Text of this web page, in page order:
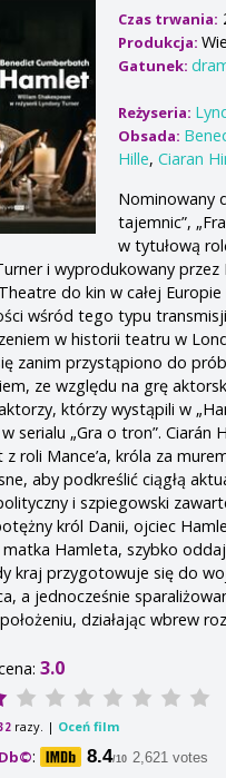
Czas trwania:
Produkcja:
Gatunek:
Reżyseria:
Obsada:
Hille,Ciaran
Nominowany
tajemnic”,
w tytułową
i wyprodukowany
do kin w całej
wśród tego typu
w historii teatru w
zanim przystąpiono do
ze względu na grę
którzy wystąpili w
w serialu „Gra o tron”.
z roli Mance’a, króla za
aby podkreślić ciągłą
i szpiegowski
król Danii, ojciec
Hamleta, szybko
kraj przygotowuje się do
a jednocześnie
działając wbrew
3.0
razy. | Oceń film
: 8.4/10 2,621 votes